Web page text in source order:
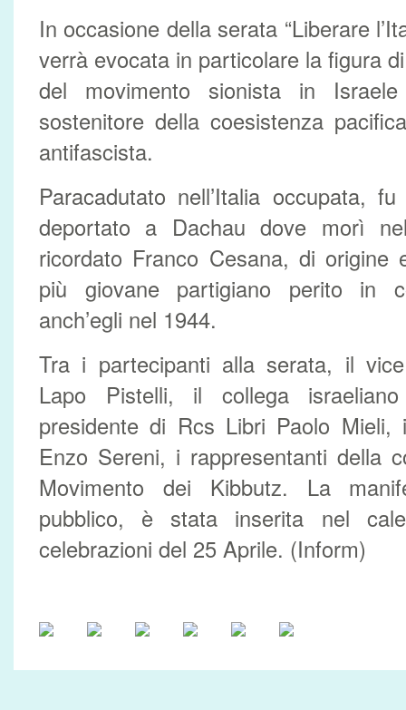
In occasione della serata “Liberare
verrà evocata in particolare la figura
del movimento sionista in
sostenitore della coesistenza
antifascista.
Paracadutato nell’Italia occupata,
deportato a Dachau dove morì
ricordato Franco Cesana, di origine
più giovane partigiano perito in
anch’egli nel 1944.
Tra i partecipanti alla serata, il
Lapo Pistelli, il collega
presidente di Rcs Libri Paolo Mieli,
Enzo Sereni, i rappresentanti della
Movimento dei Kibbutz. La
pubblico, è stata inserita nel
celebrazioni del 25 Aprile. (Inform)